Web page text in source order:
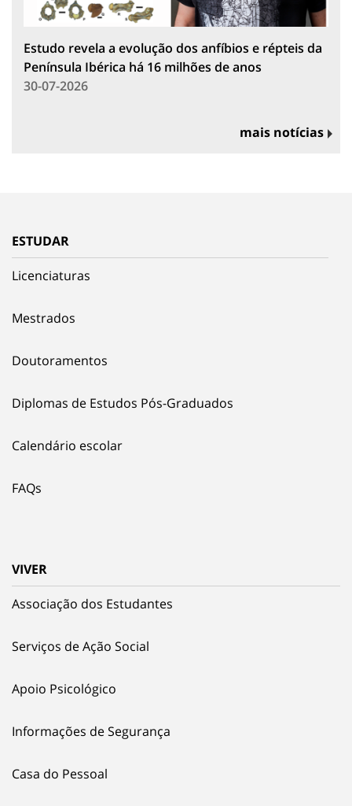
Estudo revela a evolução dos anfíbios e répteis da
Península Ibérica há 16 milhões de anos
30-07-2026
mais notícias
ESTUDAR
Licenciaturas
Mestrados
Doutoramentos
Diplomas de Estudos Pós-Graduados
Calendário escolar
FAQs
VIVER
Associação dos Estudantes
Serviços de Ação Social
Apoio Psicológico
Informações de Segurança
Casa do Pessoal